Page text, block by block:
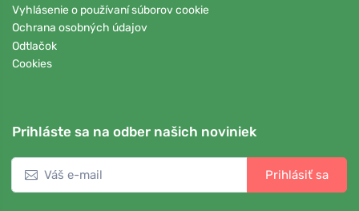
Vyhlásenie o používaní súborov cookie
Ochrana osobných údajov
Odtlačok
Cookies
Prihláste sa na odber našich noviniek
Prihlásiť sa